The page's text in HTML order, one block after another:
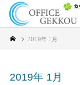
2019年 1月
2019年 1月